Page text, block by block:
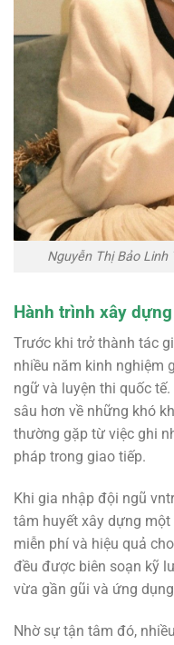
Nguyễn Thị Bảo Linh
Hành trình xây dựng
Trước khi trở thành tác
nhiều năm kinh nghiệm
ngữ và luyện thi quốc
sâu hơn về những khó
thường gặp từ việc ghi
pháp trong giao tiếp.
Khi gia nhập đội ngũ
tâm huyết xây dựng
miễn phí và hiệu quả
đều được biên soạn kỹ
vừa gần gũi và ứng
Nhờ sự tận tâm đó,